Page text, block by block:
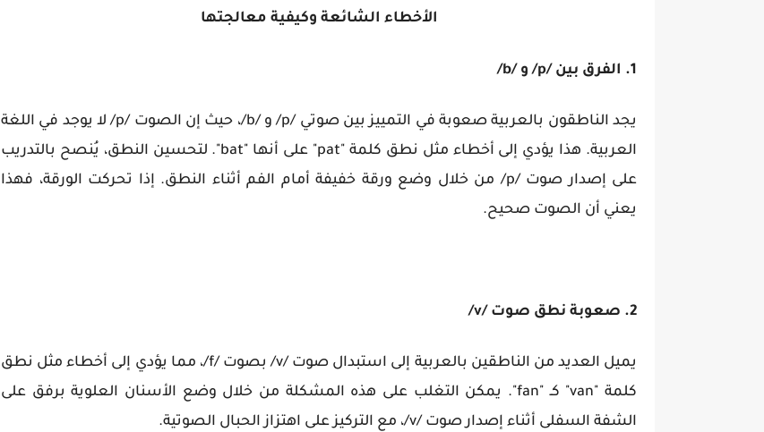
الأخطاء الشائعة وكيفية معالجتها
1. الفرق بين /p/ و /b/
يجد الناطقون بالعربية صعوبة في التمييز بين صوتي /p/ و /b/، حيث إن الصوت /p/ لا يوجد في اللغة
العربية. هذا يؤدي إلى أخطاء مثل نطق كلمة "pat" على أنها "bat". لتحسين النطق، يُنصح بالتدريب
على إصدار صوت /p/ من خلال وضع ورقة خفيفة أمام الفم أثناء النطق. إذا تحركت الورقة، فهذا
يعني أن الصوت صحيح.
2. صعوبة نطق صوت /v/
يميل العديد من الناطقين بالعربية إلى استبدال صوت /v/ بصوت /f/، مما يؤدي إلى أخطاء مثل نطق
كلمة "van" كـ "fan". يمكن التغلب على هذه المشكلة من خلال وضع الأسنان العلوية برفق على
الشفة السفلى أثناء إصدار صوت /v/، مع التركيز على اهتزاز الحبال الصوتية.